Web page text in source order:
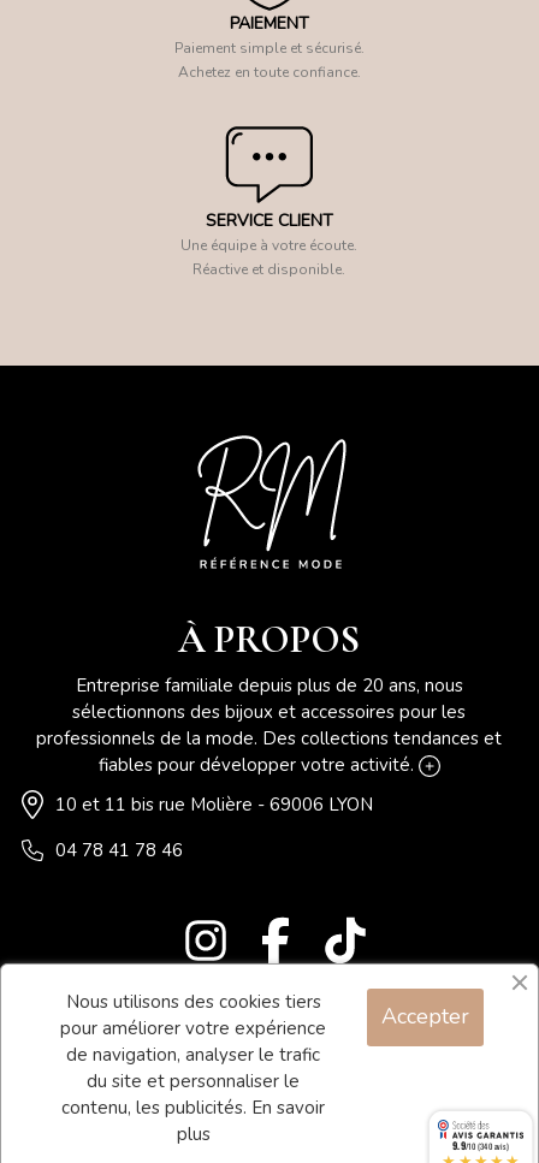
PAIEMENT
Paiement simple et sécurisé.
Achetez en toute confiance.
SERVICE CLIENT
Une équipe à votre écoute.
Réactive et disponible.
À PROPOS
Entreprise familiale depuis plus de 20 ans, nous
sélectionnons des bijoux et accessoires pour les
professionnels de la mode. Des collections tendances et
fiables pour développer votre activité.
10 et 11 bis rue Molière - 69006 LYON
04 78 41 78 46
Blog
Contact
Conditions générales de vente
Mentions légales
Nous utilisons des cookies tiers
pour améliorer votre expérience
de navigation, analyser le trafic
du site et personnaliser le
contenu, les publicités. En savoir
plus
Accepter
9.9/10 (340 avis)